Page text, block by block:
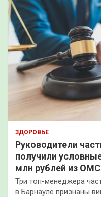
ЗДОРОВЬЕ
Руководители
получили
млн рублей из ОМС
Три топ-менеджера
в Барнауле признаны